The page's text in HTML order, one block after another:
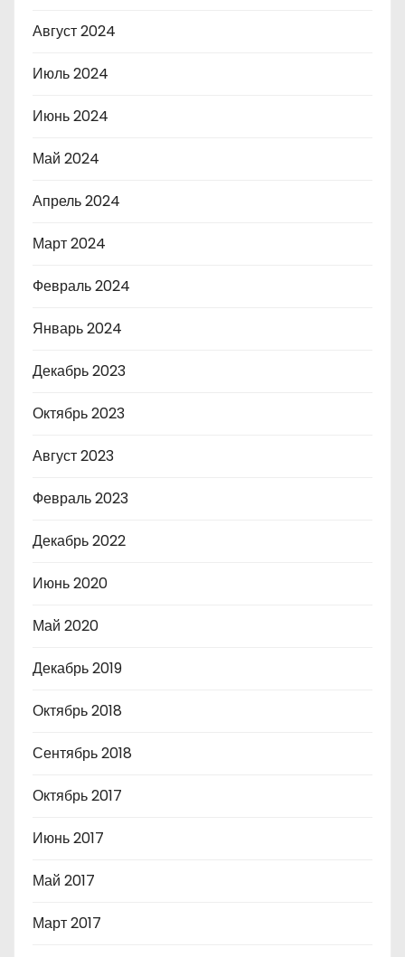
Август 2024
Июль 2024
Июнь 2024
Май 2024
Апрель 2024
Март 2024
Февраль 2024
Январь 2024
Декабрь 2023
Октябрь 2023
Август 2023
Февраль 2023
Декабрь 2022
Июнь 2020
Май 2020
Декабрь 2019
Октябрь 2018
Сентябрь 2018
Октябрь 2017
Июнь 2017
Май 2017
Март 2017